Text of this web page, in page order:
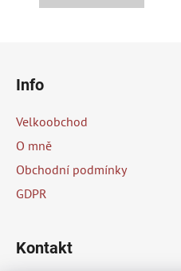
Info
Velkoobchod
O mně
Obchodní podmínky
GDPR
Kontakt